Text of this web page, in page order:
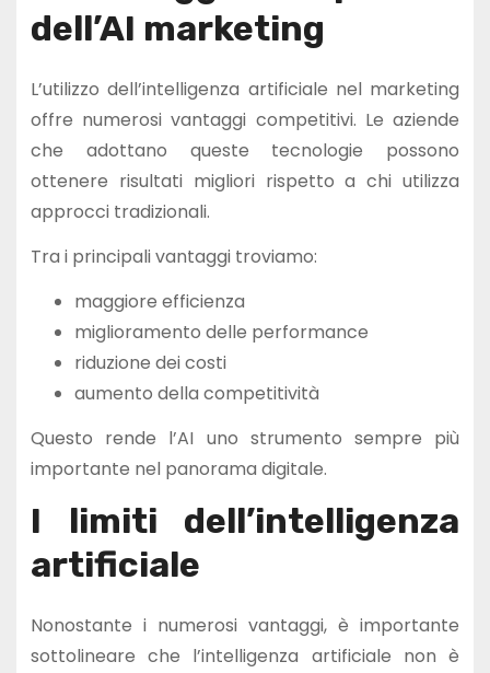
dell’AI marketing
L’utilizzo dell’intelligenza artificiale nel marketing
offre numerosi vantaggi competitivi. Le aziende
che adottano queste tecnologie possono
ottenere risultati migliori rispetto a chi utilizza
approcci tradizionali.
Tra i principali vantaggi troviamo:
maggiore efficienza
miglioramento delle performance
riduzione dei costi
aumento della competitività
Questo rende l’AI uno strumento sempre più
importante nel panorama digitale.
I limiti dell’intelligenza
artificiale
Nonostante i numerosi vantaggi, è importante
sottolineare che l’intelligenza artificiale non è